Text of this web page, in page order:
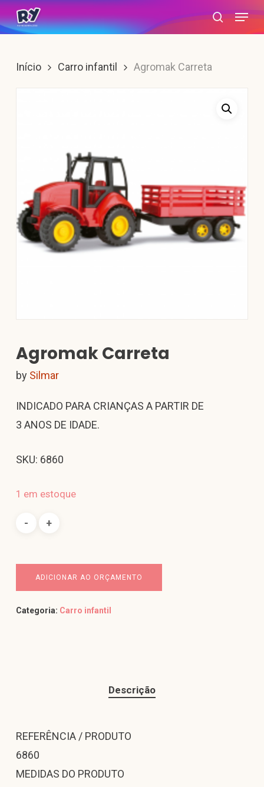
Skip
to
content
search
Menu
Início Carro infantil Agromak Carreta
Agromak Carreta
by Silmar
INDICADO PARA CRIANÇAS A PARTIR DE
3 ANOS DE IDADE.
SKU: 6860
1 em estoque
ADICIONAR AO ORÇAMENTO
Categoria: Carro infantil
Descrição
REFERÊNCIA / PRODUTO
6860
MEDIDAS DO PRODUTO